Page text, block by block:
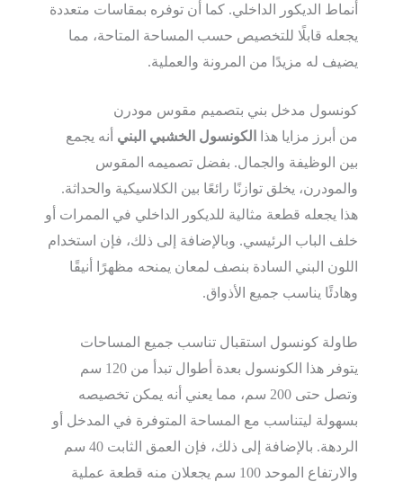
أنماط الديكور الداخلي. كما أن توفره بمقاسات متعددة
يجعله قابلًا للتخصيص حسب المساحة المتاحة، مما
يضيف له مزيدًا من المرونة والعملية.
كونسول مدخل بني بتصميم مقوس مودرن
من أبرز مزايا هذا
الكونسول الخشبي البني أنه يجمع
بين الوظيفة والجمال. بفضل تصميمه المقوس
والمودرن، يخلق توازنًا رائعًا بين الكلاسيكية والحداثة.
هذا يجعله قطعة مثالية للديكور الداخلي في الممرات أو
خلف الباب الرئيسي. وبالإضافة إلى ذلك، فإن استخدام
اللون البني السادة بنصف لمعان يمنحه مظهرًا أنيقًا
وهادئًا يناسب جميع الأذواق.
طاولة كونسول استقبال تناسب جميع المساحات
يتوفر هذا الكونسول بعدة أطوال تبدأ من 120 سم
وتصل حتى 200 سم، مما يعني أنه يمكن تخصيصه
بسهولة ليتناسب مع المساحة المتوفرة في المدخل أو
الردهة. بالإضافة إلى ذلك، فإن العمق الثابت 40 سم
والارتفاع الموحد 100 سم يجعلان منه قطعة عملية